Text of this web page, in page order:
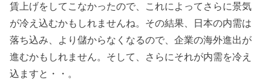
賃上げをしてこなかったので、これによってさらに景気
が冷え込むかもしれませんね。その結果、日本の内需は
落ち込み、より儲からなくなるので、企業の海外進出が
進むかもしれません。そして、さらにそれが内需を冷え
込ますと・・。